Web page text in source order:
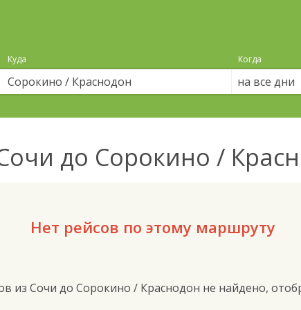
Куда Когда
на все дни
до Сорокино /
Нет рейсов по этому маршруту
из Сочи до Сорокино / Краснодон не найдено,